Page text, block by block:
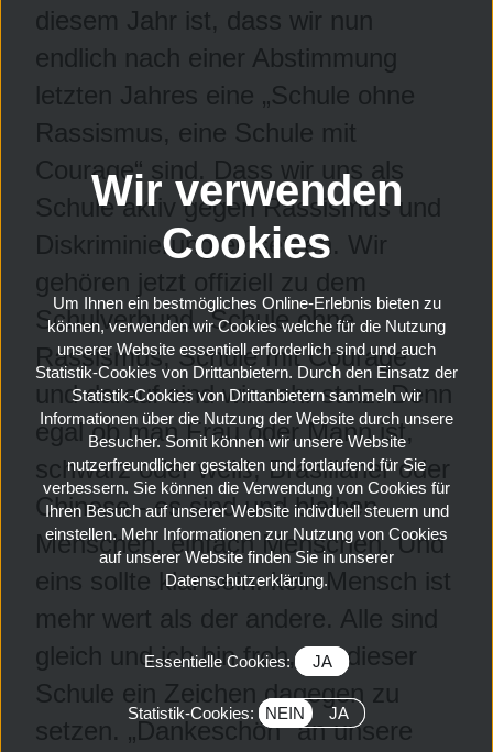
diesem Jahr ist, dass wir nun
endlich nach einer Abstimmung
letzten Jahres eine „Schule ohne
Rassismus, eine Schule mit
Courage“ sind. Dass wir uns als
Schule aktiv gegen Rassismus und
Diskriminierung einsetzen. Wir
gehören jetzt offiziell zu dem
Schulverbund „Schule ohne
Rassismus, Schule mit Courage“
und darauf sind wir sehr stolz. Denn
egal ob man Frau oder Mann ist,
schwarz oder weiß, Brasilianer oder
Chinese - es sind und bleiben
Menschen, einfach Menschen. Und
eins sollte klar sein: kein Mensch ist
mehr wert als der andere. Alle sind
gleich und ich bin froh, mit dieser
Schule ein Zeichen dagegen zu
setzen. „Dankeschön“ an unsere
Wir verwenden
Cookies
Um Ihnen ein bestmögliches Online-Erlebnis bieten zu
können, verwenden wir Cookies welche für die Nutzung
unserer Website essentiell erforderlich sind und auch
Statistik-Cookies von Drittanbietern. Durch den Einsatz der
Statistik-Cookies von Drittanbietern sammeln wir
Informationen über die Nutzung der Website durch unsere
Besucher. Somit können wir unsere Website
nutzerfreundlicher gestalten und fortlaufend für Sie
verbessern. Sie können die Verwendung von Cookies für
Ihren Besuch auf unserer Website indivduell steuern und
einstellen. Mehr Informationen zur Nutzung von Cookies
auf unserer Website finden Sie in unserer
Datenschutzerklärung.
Essentielle Cookies: JA
Statistik-Cookies: NEIN JA